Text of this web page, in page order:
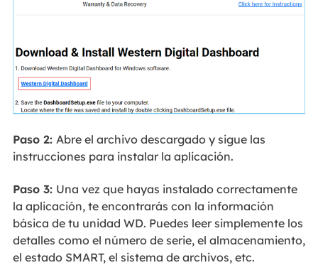
Paso 2: Abre el archivo descargado y sigue las
instrucciones para instalar la aplicación.
Paso 3: Una vez que hayas instalado correctamente
la aplicación, te encontrarás con la información
básica de tu unidad WD. Puedes leer simplemente los
detalles como el número de serie, el almacenamiento,
el estado SMART, el sistema de archivos, etc.